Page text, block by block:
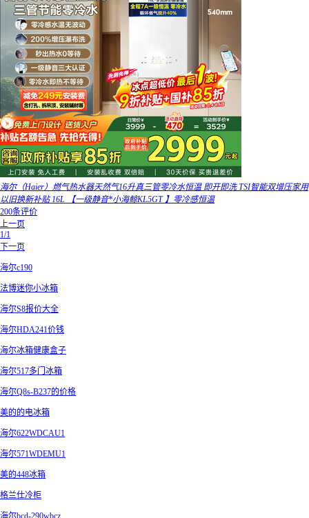
海尔（Haier）燃气热水器天然气16升真三管零冷水恒温 即开即洗 TSI智能双增压家用
以旧换新补贴 16L 【一级静音*小海鲸KL5GT 】零冷感恒温
200条评价
上一页
1/1
下一页
海尔c190
法博迷你小冰箱
海尔S8报价大全
海尔HDA241价钱
海尔冰箱健康盒子
海尔517多门冰箱
海尔Q8s-B237的价格
美的的电冰箱
海尔622WDCAU1
海尔571WDEMU1
美的448冰箱
格兰仕冷柜
海尔bcd-290wbcz